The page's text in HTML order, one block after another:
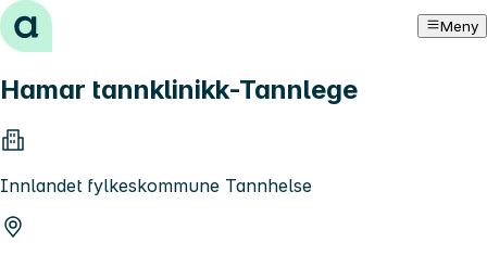
Hopp til innhold Meny
Hamar tannklinikk-Tannlege
Innlandet fylkeskommune Tannhelse